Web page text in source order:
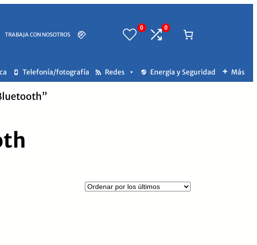
TRABAJA CON NOSOTROS
0 0
Telefonía/fotografía Redes Energia y Seguridad Más